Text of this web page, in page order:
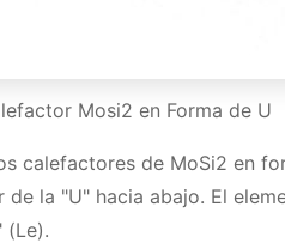
Mosi2 en Forma de U
calefactores de MoSi2 en
de la "U" hacia abajo. El
(Le).